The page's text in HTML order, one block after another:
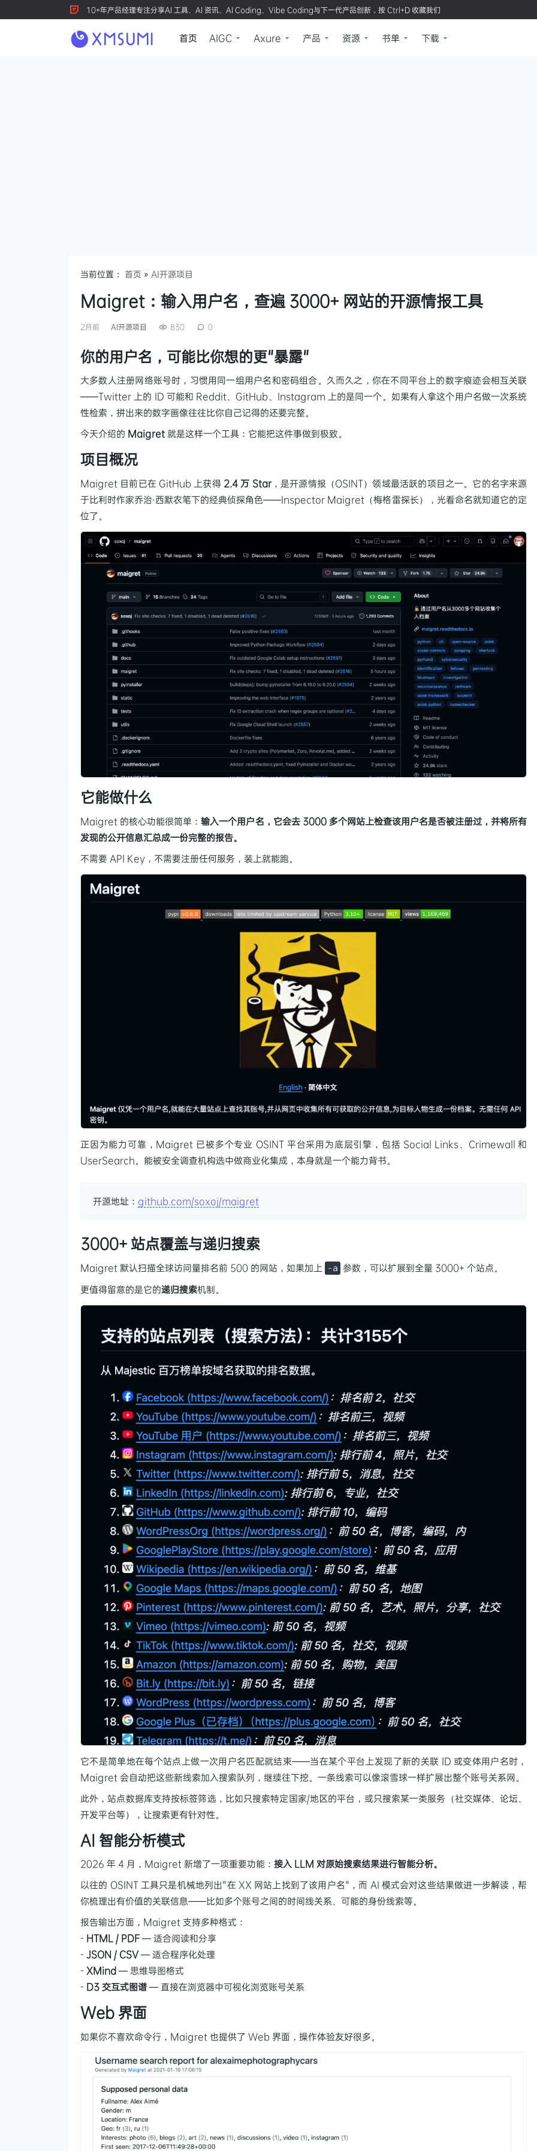
10+年产品经理专注分享AI 工具、AI 资讯、AI Coding、Vibe Coding与下一代产品创新，按 Ctrl+D 收藏我们
首页 AIGC Axure 产品 资源 书单 下载
当前位置： 首页 » AI开源项目
Maigret：输入用户名，查遍 3000+ 网站的开源情报工具
2月前 AI开源项目 830 0
你的用户名，可能比你想的更"暴露"
大多数人注册网络账号时，习惯用同一组用户名和密码组合。久而久之，你在不同平台上的数字痕迹会相互关联
——Twitter 上的 ID 可能和 Reddit、GitHub、Instagram 上的是同一个。如果有人拿这个用户名做一次系统
性检索，拼出来的数字画像往往比你自己记得的还要完整。
今天介绍的 Maigret 就是这样一个工具：它能把这件事做到极致。
项目概况
Maigret 目前已在 GitHub 上获得 2.4 万 Star，是开源情报（OSINT）领域最活跃的项目之一。它的名字来源
于比利时作家乔治·西默农笔下的经典侦探角色——Inspector Maigret（梅格雷探长），光看命名就知道它的定
位了。
它能做什么
Maigret 的核心功能很简单：输入一个用户名，它会去 3000 多个网站上检查该用户名是否被注册过，并将所有
发现的公开信息汇总成一份完整的报告。
不需要 API Key，不需要注册任何服务，装上就能跑。
正因为能力可靠，Maigret 已被多个专业 OSINT 平台采用为底层引擎，包括 Social Links、Crimewall 和
UserSearch。能被安全调查机构选中做商业化集成，本身就是一个能力背书。
开源地址： github.com/soxoj/maigret
3000+ 站点覆盖与递归搜索
Maigret 默认扫描全球访问量排名前 500 的网站，如果加上 -a 参数，可以扩展到全量 3000+ 个站点。
更值得留意的是它的递归搜索机制。
它不是简单地在每个站点上做一次用户名匹配就结束——当在某个平台上发现了新的关联 ID 或变体用户名时，
Maigret 会自动把这些新线索加入搜索队列，继续往下挖。一条线索可以像滚雪球一样扩展出整个账号关系网。
此外，站点数据库支持按标签筛选，比如只搜索特定国家/地区的平台，或只搜索某一类服务（社交媒体、论坛、
开发平台等），让搜索更有针对性。
AI 智能分析模式
2026 年 4 月，Maigret 新增了一项重要功能： 接入 LLM 对原始搜索结果进行智能分析。
以往的 OSINT 工具只是机械地列出"在 XX 网站上找到了该用户名"，而 AI 模式会对这些结果做进一步解读，帮
你梳理出有价值的关联信息——比如多个账号之间的时间线关系、可能的身份线索等。
报告输出方面，Maigret 支持多种格式：
- HTML / PDF — 适合阅读和分享
- JSON / CSV— 适合程序化处理
- XMind — 思维导图格式
- D3 交互式图谱 — 直接在浏览器中可视化浏览账号关系
Web 界面
如果你不喜欢命令行，Maigret 也提供了 Web 界面，操作体验友好很多。